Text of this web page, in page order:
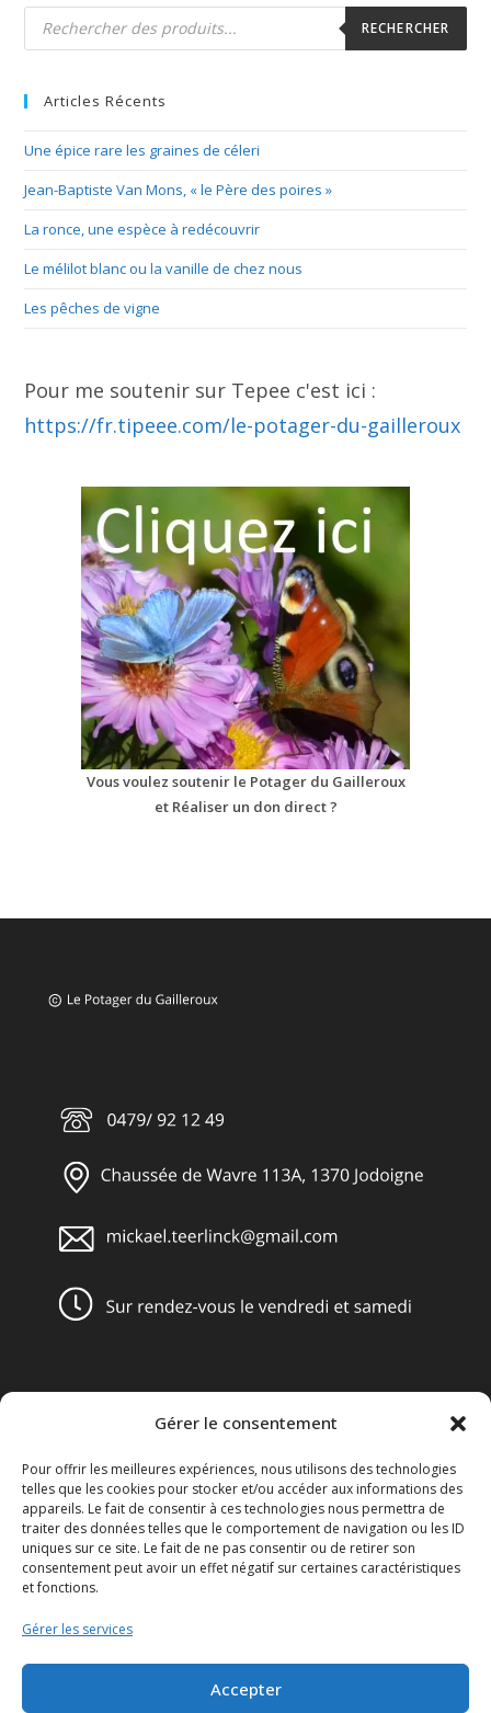
Gérer le consentement
Pour offrir les meilleures expériences, nous utilisons des technologies
telles que les cookies pour stocker et/ou accéder aux informations des
appareils. Le fait de consentir à ces technologies nous permettra de
traiter des données telles que le comportement de navigation ou les ID
uniques sur ce site. Le fait de ne pas consentir ou de retirer son
consentement peut avoir un effet négatif sur certaines caractéristiques
et fonctions.
Gérer les services
Accepter
Recherche
produits
RECHERCHER
Articles Récents
Une épice rare les graines de céleri
Jean-Baptiste Van Mons, « le Père des poires »
La ronce, une espèce à redécouvrir
Le mélilot blanc ou la vanille de chez nous
Les pêches de vigne
Pour me soutenir sur Tepee c'est ici :
https://fr.tipeee.com/le-potager-du-gailleroux
Vous voulez soutenir le Potager du Gailleroux
et Réaliser un don direct ?
Obligations légales
Conditions générales de vente
Mentions légales
Le Disclaimer
Le Réglement général sur la protection des données ou le